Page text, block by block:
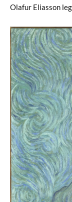
Olafur Eliasson